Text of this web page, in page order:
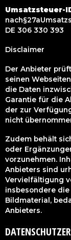
Umsatzsteuer-
DE 306 330 393
Disclaimer
Der Anbieter
seinen
die Daten
Garantie für die
der zur
nicht
Zudem behält
oder
vorzunehmen.
Anbieters sind
Vervielfältigung
insbesondere
Bildmaterial,
Anbieters.